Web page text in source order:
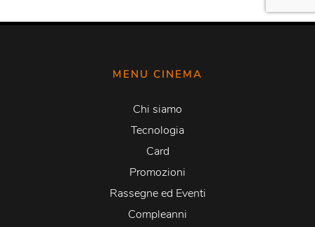
MENU CINEMA
Chi siamo
Tecnologia
Card
Promozioni
Rassegne ed Eventi
Compleanni